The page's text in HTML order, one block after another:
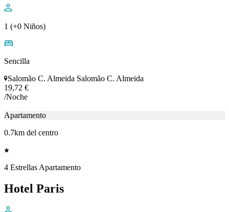
Hotel
1.18km del centro
HOTEL PINOTTI LTDA